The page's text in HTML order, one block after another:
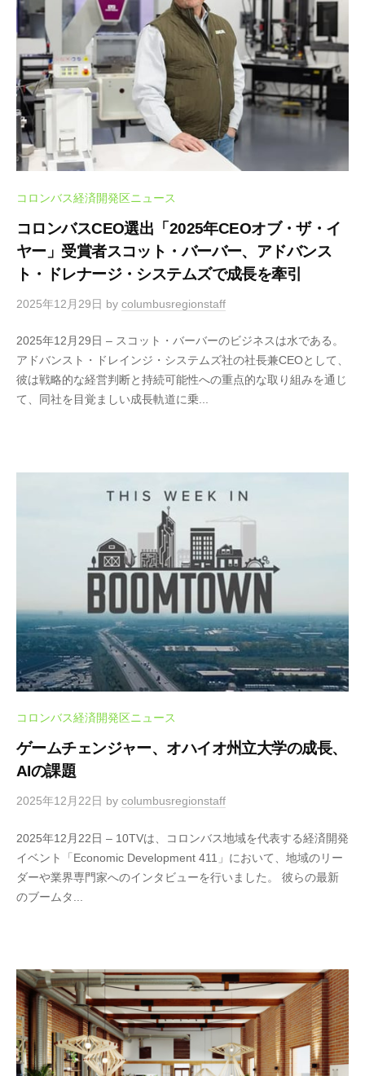
コロンバス経済開発区ニュース
コロンバスCEO選出「2025年CEOオブ・ザ・イ
ヤー」受賞者スコット・バーバー、アドバンス
ト・ドレナージ・システムズで成長を牽引
2025年12月29日 by columbusregionstaff
2025年12月29日 – スコット・バーバーのビジネスは水である。
アドバンスト・ドレインジ・システムズ社の社長兼CEOとして、
彼は戦略的な経営判断と持続可能性への重点的な取り組みを通じ
て、同社を目覚ましい成長軌道に乗...
コロンバス経済開発区ニュース
ゲームチェンジャー、オハイオ州立大学の成長、
AIの課題
2025年12月22日 by columbusregionstaff
2025年12月22日 – 10TVは、コロンバス地域を代表する経済開発
イベント「Economic Development 411」において、地域のリー
ダーや業界専門家へのインタビューを行いました。 彼らの最新
のブームタ...